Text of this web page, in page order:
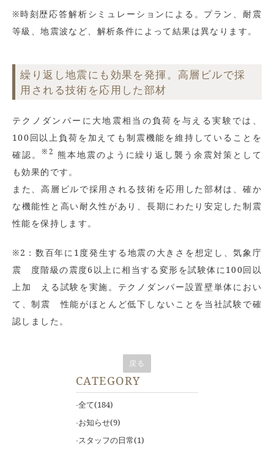
※時刻歴応答解析シミュレーションによる。プラン、耐震
等級、地震波など、解析条件によって結果は異なります。
繰り返し地震にも効果を発揮。高層ビルで採
用される技術を応用した部材
テクノダンパーに大地震相当の負荷を与える実験では、
100回以上負荷を加えても制震機能を維持していることを
確認。
※2 熊本地震のように繰り返し襲う余震対策として
も効果的です。
また、高層ビルで採用される技術を応用した部材は、確か
な機能性と高い耐久性があり、長期にわたり安定した制震
性能を保持します。
※2：数百年に1度発生する地震の大きさを想定し、気象庁
震 度階級の震度6以上に相当する変形を試験体に100回以
上加 える試験を実施。テクノダンパー設置壁単体におい
て、制震 性能がほとんど低下しないことを当社試験で確
認しました。
戻る
CATEGORY
全て(184)
お知らせ(9)
スタッフの日常(1)